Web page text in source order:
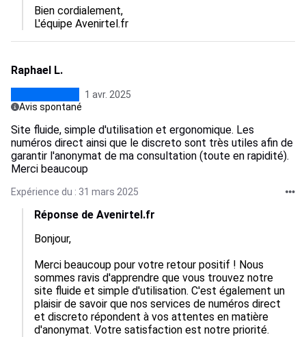
Bien cordialement,
L'équipe Avenirtel.fr
Raphael L.
1 avr. 2025
Avis spontané
Site fluide, simple d'utilisation et ergonomique. Les
numéros direct ainsi que le discreto sont très utiles afin de
garantir l'anonymat de ma consultation (toute en rapidité).
Merci beaucoup
Expérience du : 31 mars 2025
Réponse de Avenirtel.fr
Bonjour,
Merci beaucoup pour votre retour positif ! Nous
sommes ravis d'apprendre que vous trouvez notre
site fluide et simple d'utilisation. C'est également un
plaisir de savoir que nos services de numéros direct
et discreto répondent à vos attentes en matière
d'anonymat. Votre satisfaction est notre priorité.